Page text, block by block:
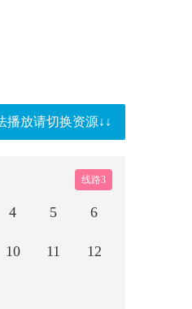
播放请切换资源↓↓
线路3
4 5 6
10 11 12